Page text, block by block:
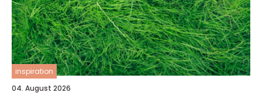
inspiration
04. August 2026